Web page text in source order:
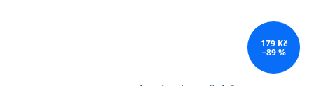
179 Kč
–89 %